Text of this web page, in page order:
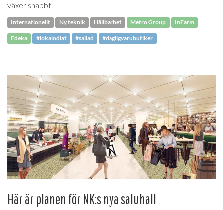
växer snabbt.
Internationellt Ny teknik Hållbarhet Metro Group InFarm
Edeka #lokalodlat #sallad #dagligvarubutiker
Här är planen för NK:s nya saluhall